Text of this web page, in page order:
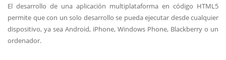
El desarrollo de una aplicación multiplataforma en código HTML5
permite que con un solo desarrollo se pueda ejecutar desde cualquier
dispositivo, ya sea Android, iPhone, Windows Phone, Blackberry o un
ordenador.